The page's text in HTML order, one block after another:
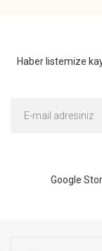
Haber listemize
Google